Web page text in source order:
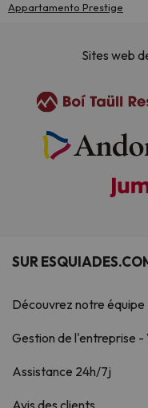
Appartamento Prestige
Sites web
SUR
Découvrez notre équipe
Gestion de l'entreprise -
Assistance 24h/7j